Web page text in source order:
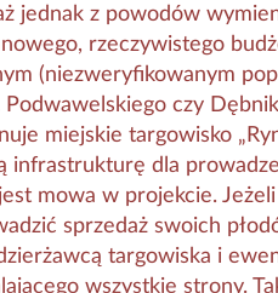
jednak z powodów
rzeczywistego
(niezweryfikowanym
czy
miejskie targowisko
infrastrukturę dla
mowa w projekcie.
sprzedaż swoich
targowiska i
wszystkie strony.